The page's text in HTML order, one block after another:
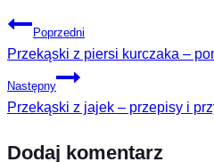
Poprzedni
Przekąski z piersi kurczaka –
Następny
Przekąski z jajek – przepisy i
Dodaj komentarz